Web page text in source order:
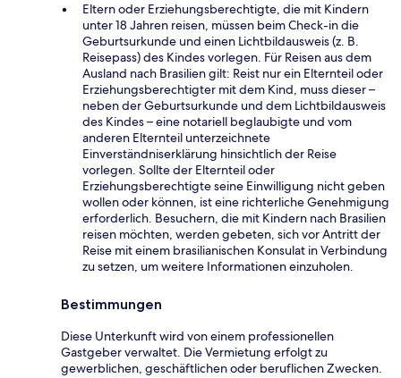
Eltern oder Erziehungsberechtigte, die mit Kindern
unter 18 Jahren reisen, müssen beim Check-in die
Geburtsurkunde und einen Lichtbildausweis (z. B.
Reisepass) des Kindes vorlegen. Für Reisen aus dem
Ausland nach Brasilien gilt: Reist nur ein Elternteil oder
Erziehungsberechtigter mit dem Kind, muss dieser –
neben der Geburtsurkunde und dem Lichtbildausweis
des Kindes – eine notariell beglaubigte und vom
anderen Elternteil unterzeichnete
Einverständniserklärung hinsichtlich der Reise
vorlegen. Sollte der Elternteil oder
Erziehungsberechtigte seine Einwilligung nicht geben
wollen oder können, ist eine richterliche Genehmigung
erforderlich. Besuchern, die mit Kindern nach Brasilien
reisen möchten, werden gebeten, sich vor Antritt der
Reise mit einem brasilianischen Konsulat in Verbindung
zu setzen, um weitere Informationen einzuholen.
Bestimmungen
Diese Unterkunft wird von einem professionellen
Gastgeber verwaltet. Die Vermietung erfolgt zu
gewerblichen, geschäftlichen oder beruflichen Zwecken.